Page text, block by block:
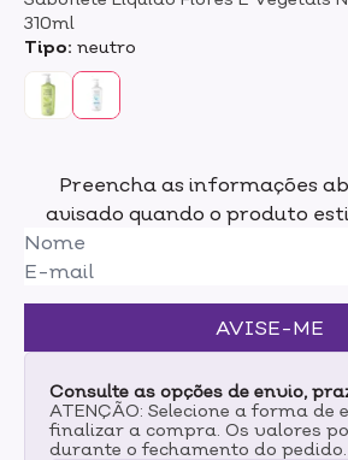
310ml
Tipo: neutro
Preencha as informações
avisado quando o produto
AVISE-ME
Consulte as opções de envio,
ATENÇÃO: Selecione a forma de
finalizar a compra. Os valores
durante o fechamento do pedido.